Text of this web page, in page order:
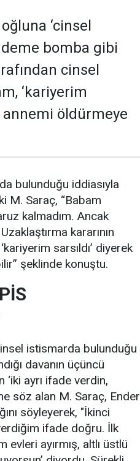
‘cinsel
bomba gibi
cinsel
‘kariyerim
annemi öldürmeye
bulunduğu iddiasıyla
M. Saraç, “Babam
kalmadım. Ancak
kararının
sarsıldı’ diyerek
şeklinde konuştu.
istismarda bulunduğu
davanın üçüncü
‘iki ayrı ifade verdin,
söz alan M. Saraç, Ender
söyleyerek, "İkinci
ifade doğru. İlk
ayırmış, altlı üstlü